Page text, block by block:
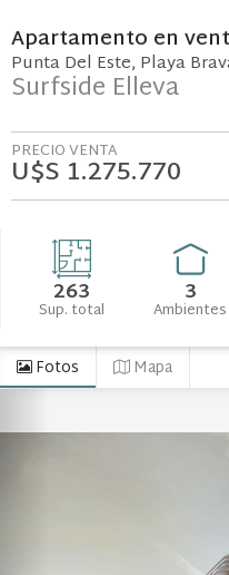
Apartamento en
Punta Del Este Playa
Surfside Elleva
PRECIO VENTA
U$S 1.275.770
263
Sup. total 3
Ambientes
Fotos Mapa